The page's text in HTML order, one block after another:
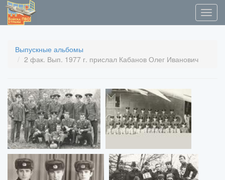
Выпускные альбомы
2 фак. Вып. 1977 г. прислал Кабанов Олег Иванович